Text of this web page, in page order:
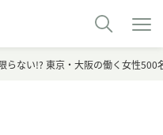
らない!? 東京・大阪の働く女性500